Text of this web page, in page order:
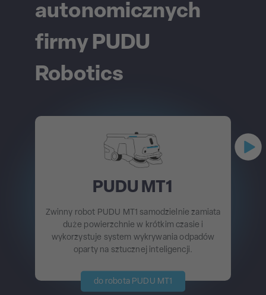
autonomicznych
firmy PUDU
Robotics
PUDU MT1
Zwinny robot PUDU MT1 samodzielnie zamiata
duże powierzchnie w krótkim czasie i
wykorzystuje system wykrywania odpadów
oparty na sztucznej inteligencji.
do robota PUDU MT1